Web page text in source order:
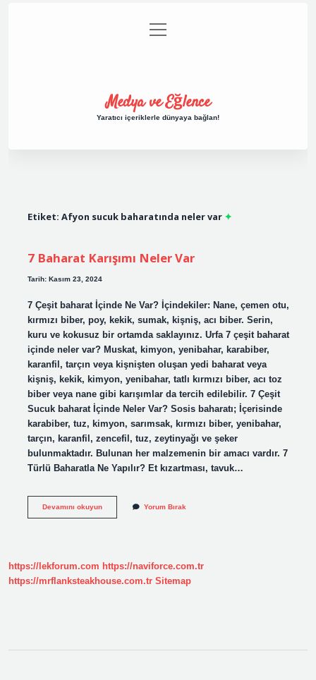
Gizlilik Politikası
menüyü
aç
Medya ve Eğlence
Yaratıcı içeriklerle dünyaya bağlan!
Etiket: Afyon sucuk baharatında neler var
7 Baharat Karışımı Neler Var
Tarih: Kasım 23, 2024
7 Çeşit baharat İçinde Ne Var? İçindekiler: Nane, çemen otu,
kırmızı biber, poy, kekik, sumak, kişniş, acı biber. Serin,
kuru ve kokusuz bir ortamda saklayınız. Urfa 7 çeşit baharat
içinde neler var? Muskat, kimyon, yenibahar, karabiber,
karanfil, tarçın veya kişnişten oluşan yedi baharat veya
kişniş, kekik, kimyon, yenibahar, tatlı kırmızı biber, acı toz
biber veya nane gibi karışımlar da tercih edilebilir. 7 Çeşit
Sucuk baharat İçinde Neler Var? Sosis baharatı; İçerisinde
karabiber, tuz, kimyon, sarımsak, kırmızı biber, yenibahar,
tarçın, karanfil, zencefil, tuz, zeytinyağı ve şeker
bulunmaktadır. Bulunan her malzemenin bir amacı vardır. 7
Türlü Baharatla Ne Yapılır? Et kızartması, tavuk…
Devamını okuyun7
Yorum Bırak
https://lekforum.com https://naviforce.com.tr
https://mrflanksteakhouse.com.tr Sitemap